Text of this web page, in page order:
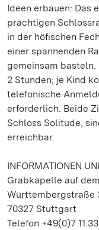
Ideen erbauen: Das
prächtigen
in der höfischen
einer spannenden
gemeinsam
2 Stunden; je Kind
telefonische
erforderlich. Beide
Schloss Solitude,
erreichbar.
INFORMATIONEN
Grabkapelle auf
Württembergstraße
70327 Stuttgart
Telefon +49(0)7